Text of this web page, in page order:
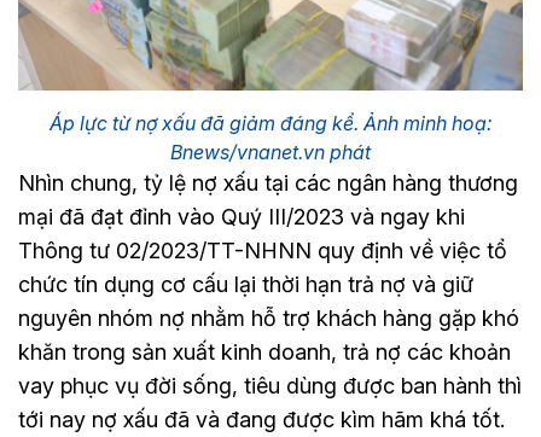
Áp lực từ nợ xấu đã giảm đáng kể. Ảnh minh hoạ:
Bnews/vnanet.vn phát
Nhìn chung, tỷ lệ nợ xấu tại các ngân hàng thương
mại đã đạt đỉnh vào Quý III/2023 và ngay khi
Thông tư 02/2023/TT-NHNN quy định về việc tổ
chức tín dụng cơ cấu lại thời hạn trả nợ và giữ
nguyên nhóm nợ nhằm hỗ trợ khách hàng gặp khó
khăn trong sản xuất kinh doanh, trả nợ các khoản
vay phục vụ đời sống, tiêu dùng được ban hành thì
tới nay nợ xấu đã và đang được kìm hãm khá tốt.